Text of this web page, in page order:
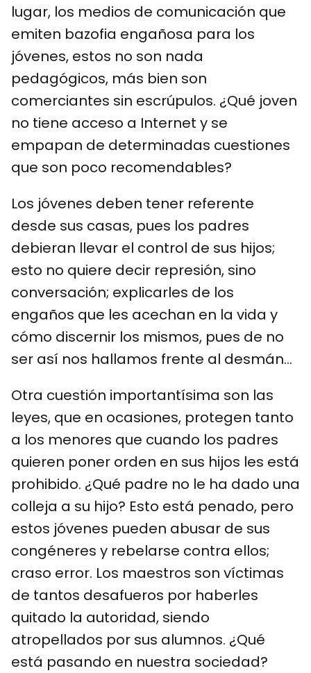
lugar, los medios de comunicación que
emiten bazofia engañosa para los
jóvenes, estos no son nada
pedagógicos, más bien son
comerciantes sin escrúpulos. ¿Qué joven
no tiene acceso a Internet y se
empapan de determinadas cuestiones
que son poco recomendables?
Los jóvenes deben tener referente
desde sus casas, pues los padres
debieran llevar el control de sus hijos;
esto no quiere decir represión, sino
conversación; explicarles de los
engaños que les acechan en la vida y
cómo discernir los mismos, pues de no
ser así nos hallamos frente al desmán…
Otra cuestión importantísima son las
leyes, que en ocasiones, protegen tanto
a los menores que cuando los padres
quieren poner orden en sus hijos les está
prohibido. ¿Qué padre no le ha dado una
colleja a su hijo? Esto está penado, pero
estos jóvenes pueden abusar de sus
congéneres y rebelarse contra ellos;
craso error. Los maestros son víctimas
de tantos desafueros por haberles
quitado la autoridad, siendo
atropellados por sus alumnos. ¿Qué
está pasando en nuestra sociedad?